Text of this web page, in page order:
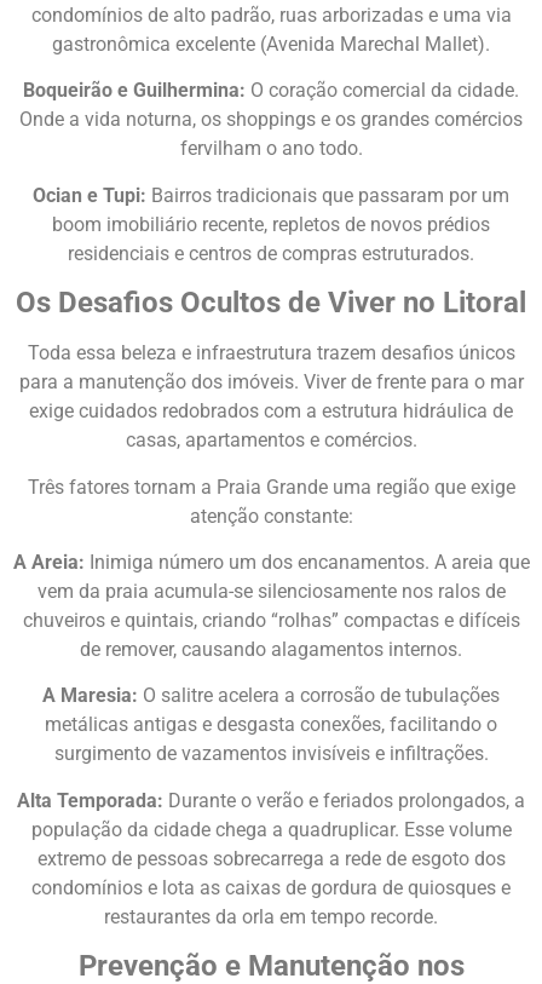
condomínios de alto padrão, ruas arborizadas e uma via
gastronômica excelente (Avenida Marechal Mallet).
Boqueirão e Guilhermina: O coração comercial da cidade.
Onde a vida noturna, os shoppings e os grandes comércios
fervilham o ano todo.
Ocian e Tupi: Bairros tradicionais que passaram por um
boom imobiliário recente, repletos de novos prédios
residenciais e centros de compras estruturados.
Os Desafios Ocultos de Viver no Litoral
Toda essa beleza e infraestrutura trazem desafios únicos
para a manutenção dos imóveis. Viver de frente para o mar
exige cuidados redobrados com a estrutura hidráulica de
casas, apartamentos e comércios.
Três fatores tornam a Praia Grande uma região que exige
atenção constante:
A Areia: Inimiga número um dos encanamentos. A areia que
vem da praia acumula-se silenciosamente nos ralos de
chuveiros e quintais, criando “rolhas” compactas e difíceis
de remover, causando alagamentos internos.
A Maresia: O salitre acelera a corrosão de tubulações
metálicas antigas e desgasta conexões, facilitando o
surgimento de vazamentos invisíveis e infiltrações.
Alta Temporada: Durante o verão e feriados prolongados, a
população da cidade chega a quadruplicar. Esse volume
extremo de pessoas sobrecarrega a rede de esgoto dos
condomínios e lota as caixas de gordura de quiosques e
restaurantes da orla em tempo recorde.
Prevenção e Manutenção nos